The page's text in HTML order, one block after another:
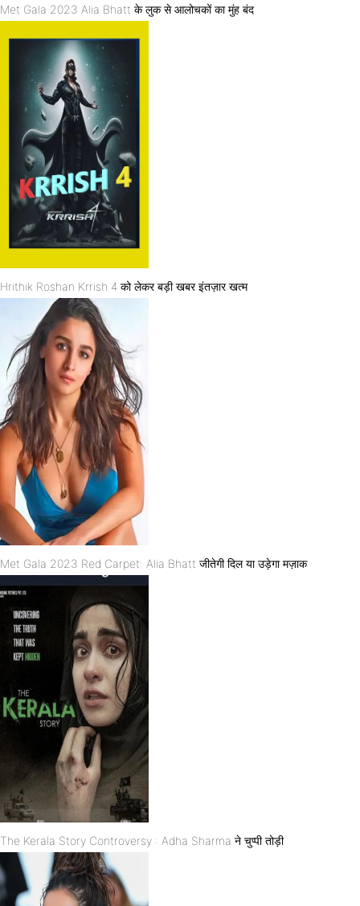
Met Gala 2023 Alia Bhatt के लुक से आलोचकों का मुंह बंद
Hrithik Roshan Krrish 4 को लेकर बड़ी खबर इंतज़ार खत्म
Met Gala 2023 Red Carpet: Alia Bhatt जीतेगी दिल या उड़ेगा मज़ाक
The Kerala Story Controversy : Adha Sharma ने चुप्पी तोड़ी